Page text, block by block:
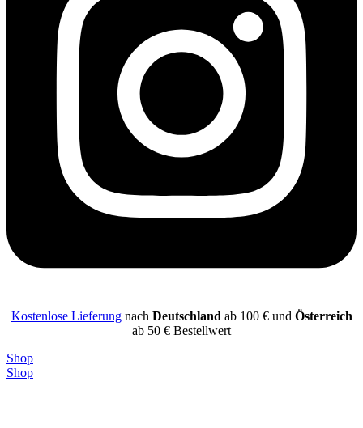
Kostenlose Lieferungnach Deutschlandab 100 € und Österreich
ab 50 € Bestellwert
Shop
Shop